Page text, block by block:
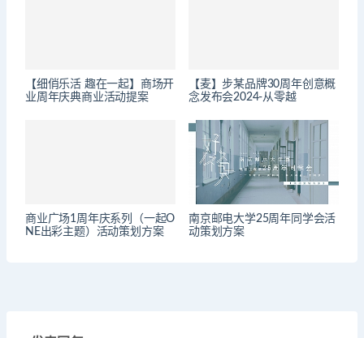
【细俏乐活 趣在一起】商场开
业周年庆典商业活动提案
【麦】步某品牌30周年创意概
念发布会2024-从零越
商业广场1周年庆系列（一起O
NE出彩主题）活动策划方案
南京邮电大学25周年同学会活
动策划方案